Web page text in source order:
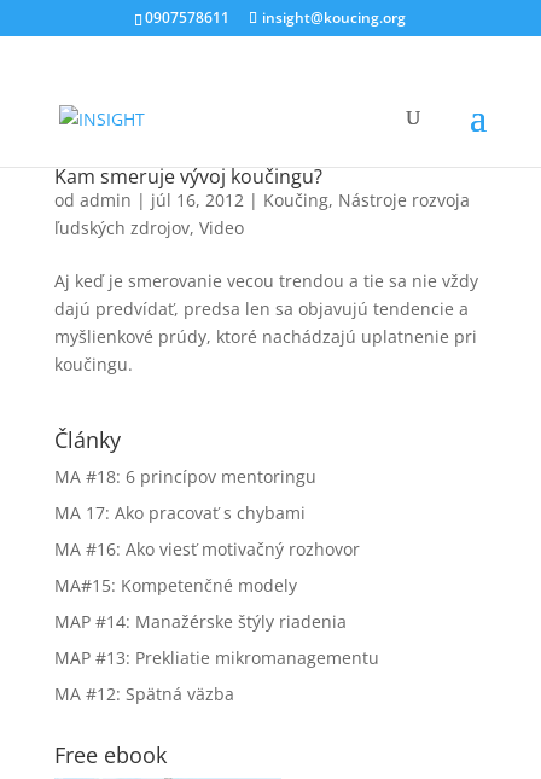
0907578611 insight@koucing.org
Kam smeruje vývoj koučingu?
od admin | júl 16, 2012| Koučing, Nástroje rozvoja
ľudských zdrojov, Video
Aj keď je smerovanie vecou trendou a tie sa nie vždy
dajú predvídať, predsa len sa objavujú tendencie a
myšlienkové prúdy, ktoré nachádzajú uplatnenie pri
koučingu.
Články
MA #18: 6 princípov mentoringu
MA 17: Ako pracovať s chybami
MA #16: Ako viesť motivačný rozhovor
MA#15: Kompetenčné modely
MAP #14: Manažérske štýly riadenia
MAP #13: Prekliatie mikromanagementu
MA #12: Spätná väzba
Free ebook